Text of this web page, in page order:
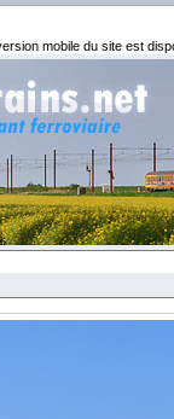
mobile du site est